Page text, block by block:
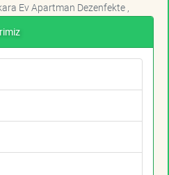
Ev Apartman Dezenfekte ,